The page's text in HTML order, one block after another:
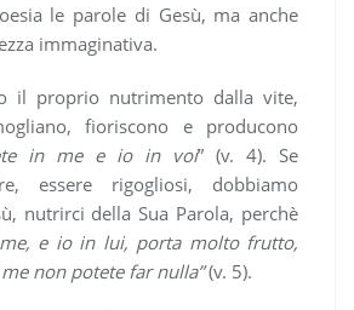
le parole di Gesù, ma anche
immaginativa.
il proprio nutrimento dalla vite,
fioriscono e producono
in me e io in voi” (v. 4). Se
essere rigogliosi, dobbiamo
nutrirci della Sua Parola, perchè
e io in lui, porta molto frutto,
non potete far nulla”(v. 5).